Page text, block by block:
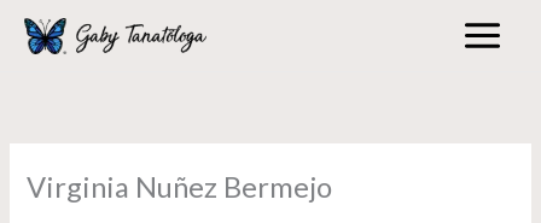
Virginia Nuñez Bermejo